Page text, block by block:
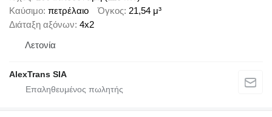
Καύσιμο πετρέλαιο Όγκος 21,54 μ³
Διάταξη αξόνων 4x2
Λετονία
AlexTrans SIA